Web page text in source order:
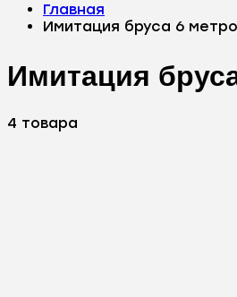
Главная
Имитация бруса 6
Имитация
4 товара